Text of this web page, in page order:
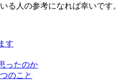
る人の参考になれば幸いです。
す
ったのか
のこと